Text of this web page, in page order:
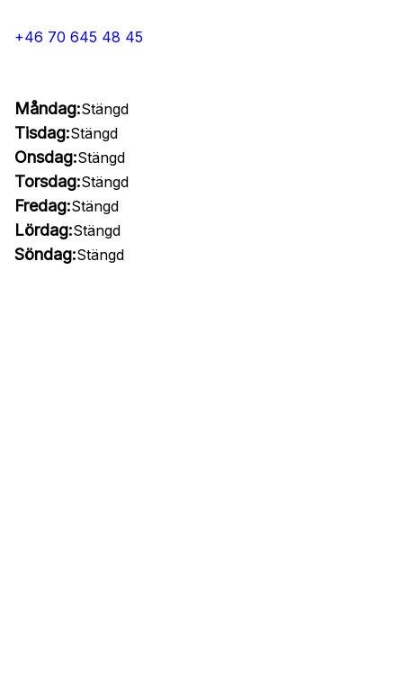
+46 70 645 48 45
Måndag:Stängd
Tisdag:Stängd
Onsdag:Stängd
Torsdag:Stängd
Fredag:Stängd
Lördag:Stängd
Söndag:Stängd